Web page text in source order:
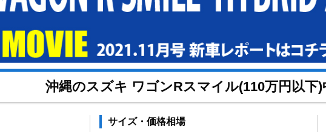
沖縄のスズキ ワゴンRスマイル(110万円以下)
サイズ・価格相場